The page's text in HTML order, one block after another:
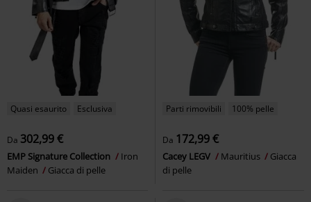
Quasi esaurito Esclusiva
Da 302,99 €
EMP Signature Collection
Iron
Maiden
Giacca di pelle
Parti rimovibili 100% pelle
Da 172,99 €
Cacey LEGV Mauritius
Giacca
di pelle